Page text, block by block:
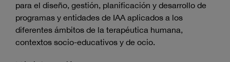
para el diseño, gestión, planificación y desarrollo de
programas y entidades de IAA aplicados a los
diferentes ámbitos de la terapéutica humana,
contextos socio-educativos y de ocio.